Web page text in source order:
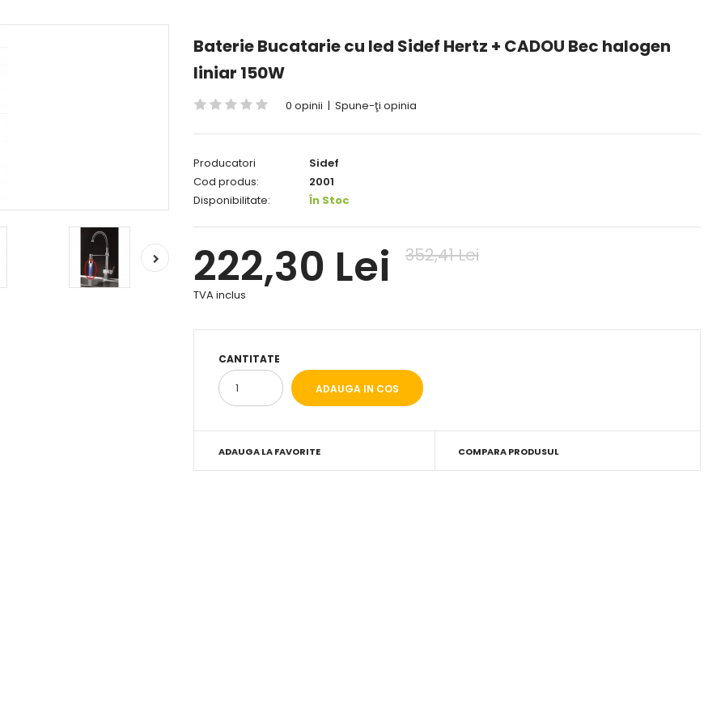
Baterie Bucatarie cu led Sidef Hertz + CADOU Bec halogen
liniar 150W
0 opinii | Spune-ţi opinia
Producatori
Sidef
Cod produs:
2001
Disponibilitate:
În Stoc
222,30 Lei 352,41 Lei
TVA inclus
CANTITATE
ADAUGA LA FAVORITE COMPARA PRODUSUL